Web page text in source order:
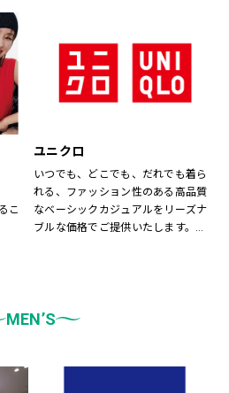
計
気
い
こ
し
ユニクロ
いつでも、どこでも、だれでも着ら
れる、ファッション性のある高品質
なベーシックカジュアルをリーズナ
ブルな価格でご提供いたします。
などをゾーンに分けて配置し、広
MEN’S